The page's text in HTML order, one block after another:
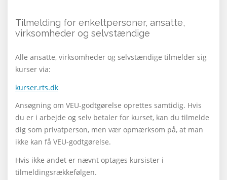
Tilmelding for enkeltpersoner, ansatte,
virksomheder og selvstændige
Alle ansatte, virksomheder og selvstændige tilmelder sig
kurser via:
kurser.rts.dk
Ansøgning om VEU-godtgørelse oprettes samtidig. Hvis
du er i arbejde og selv betaler for kurset, kan du tilmelde
dig som privatperson, men vær opmærksom på, at man
ikke kan få VEU-godtgørelse.
Hvis ikke andet er nævnt optages kursister i
tilmeldingsrækkefølgen.